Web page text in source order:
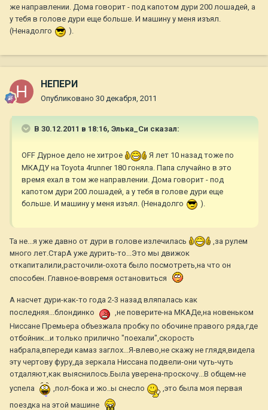
же направлении. Дома говорит - под капотом дури 200 лошадей, а
у тебя в голове дури еще больше. И машину у меня изъял.
(Ненадолго
).
НЕПЕРИ
Опубликовано 30 декабря, 2011
В 30.12.2011 в 18:16, Элька_Си сказал:
OFF Дурное дело не хитрое
Я лет 10 назад тоже по
МКАДУ на Toyota 4runner 180 гоняла. Папа случайно в это
время ехал в том же направлении. Дома говорит - под
капотом дури 200 лошадей, а у тебя в голове дури еще
больше. И машину у меня изъял. (Ненадолго
).
Та не...я уже давно от дури в голове излечилась
,за рулем
много лет.СтарА уже дурить-то...Это мы движок
откапиталили,расточили-охота было посмотреть,на что он
способен. Главное-вовремя остановиться
А насчет дури-как-то года 2-3 назад вляпалась как
последняя...блондинко
,не поверите-на МКАДе,на новеньком
Ниссане Премьера объезжала пробку по обочине правого ряда,где
отбойник...и только прилично "поехали",скорость
набрала,впереди камаз заглох...Я-влево,не скажу не глядя,видела
эту чертову фуру,да зеркала Ниссана подвели-они чуть-чуть
отдаляют,как выяснилось.Была уверена-проскочу...В общем-не
успела
,пол-бока и жо..ы снесло
,это была моя первая
поездка на этой машине